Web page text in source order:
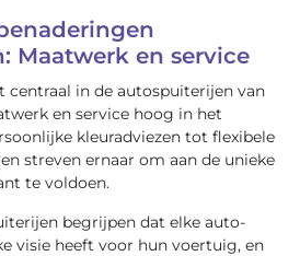
Maatwerk en service
centraal in de autospuiterijen van
en service hoog in het
kleuradviezen tot flexibele
streven ernaar om aan de unieke
te voldoen.
begrijpen dat elke auto-
visie heeft voor hun voertuig, en